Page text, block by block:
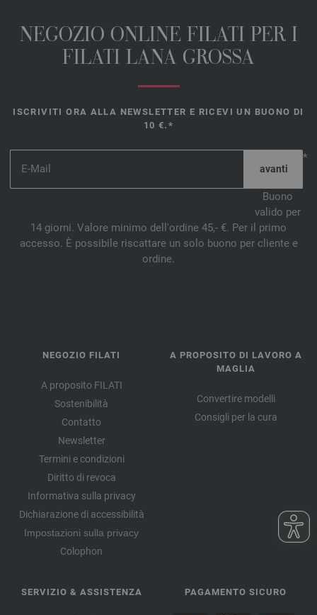
NEGOZIO ONLINE FILATI PER I
FILATI LANA GROSSA
ISCRIVITI ORA ALLA NEWSLETTER E RICEVI UN BUONO DI
10 €.*
*
Buono
valido per
14 giorni. Valore minimo dell'ordine 45,- €. Per il primo
accesso. È possibile riscattare un solo buono per cliente e
ordine.
NEGOZIO FILATI
A proposito FILATI
Sostenibilità
Contatto
Newsletter
Termini e condizioni
Diritto di revoca
Informativa sulla privacy
Dichiarazione di accessibilità
Impostazioni sulla privacy
Colophon
A PROPOSITO DI LAVORO A
MAGLIA
Convertire modelli
Consigli per la cura
SERVIZIO & ASSISTENZA PAGAMENTO SICURO